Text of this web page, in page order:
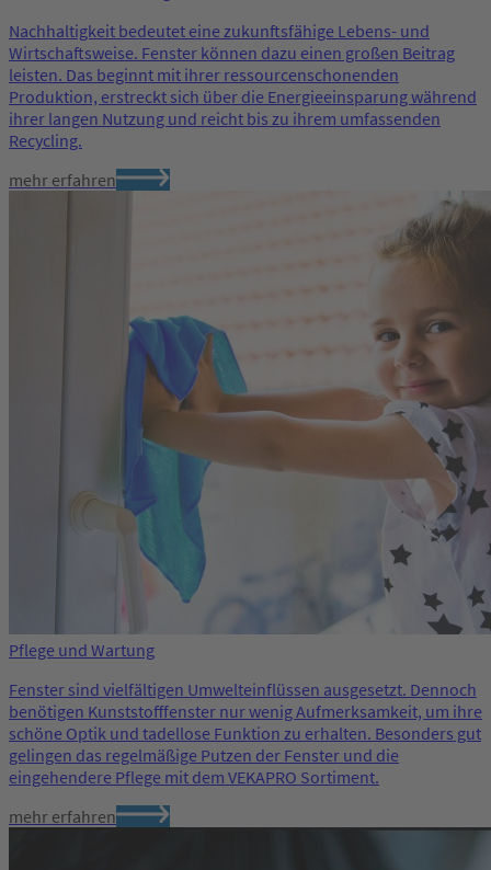
Nachhaltigkeit bedeutet eine zukunftsfähige Lebens- und
Wirtschaftsweise. Fenster können dazu einen großen Beitrag
leisten. Das beginnt mit ihrer ressourcenschonenden
Produktion, erstreckt sich über die Energieeinsparung während
ihrer langen Nutzung und reicht bis zu ihrem umfassenden
Recycling.
mehr erfahren
Pflege und Wartung
Fenster sind vielfältigen Umwelteinflüssen ausgesetzt. Dennoch
benötigen Kunststofffenster nur wenig Aufmerksamkeit, um ihre
schöne Optik und tadellose Funktion zu erhalten. Besonders gut
gelingen das regelmäßige Putzen der Fenster und die
eingehendere Pflege mit dem VEKAPRO Sortiment.
mehr erfahren